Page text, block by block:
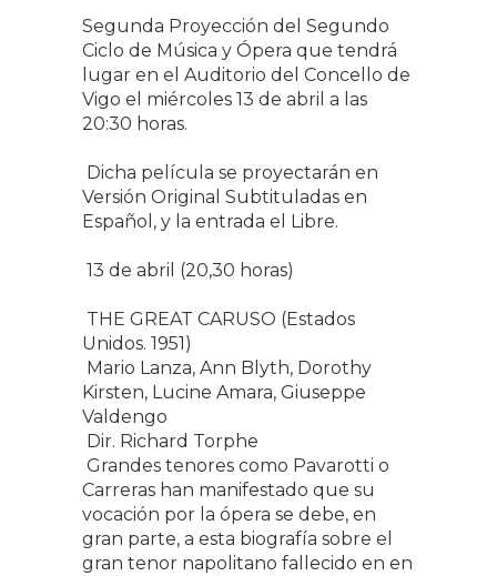
Segunda Proyección del Segundo
Ciclo de Música y Ópera que tendrá
lugar en el Auditorio del Concello de
Vigo el miércoles 13 de abril a las
20:30 horas.
Dicha película se proyectarán en
Versión Original Subtituladas en
Español, y la entrada el Libre.
13 de abril (20,30 horas)
THE GREAT CARUSO (Estados
Unidos. 1951)
Mario Lanza, Ann Blyth, Dorothy
Kirsten, Lucine Amara, Giuseppe
Valdengo
Dir. Richard Torphe
Grandes tenores como Pavarotti o
Carreras han manifestado que su
vocación por la ópera se debe, en
gran parte, a esta biografía sobre el
gran tenor napolitano fallecido en en